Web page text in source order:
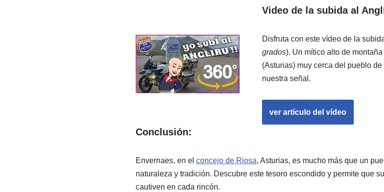
Video de la subida al
Disfruta con este vídeo de la
grados). Un mítico alto de montaña
(Asturias) muy cerca del pueblo
nuestra señal.
ver artículo del vídeo
Conclusión:
Envernaes, en el concejo de Riosa, Asturias, es mucho más que un
naturaleza y tradición. Descubre este tesoro escondido y permite que
cautiven en cada rincón.